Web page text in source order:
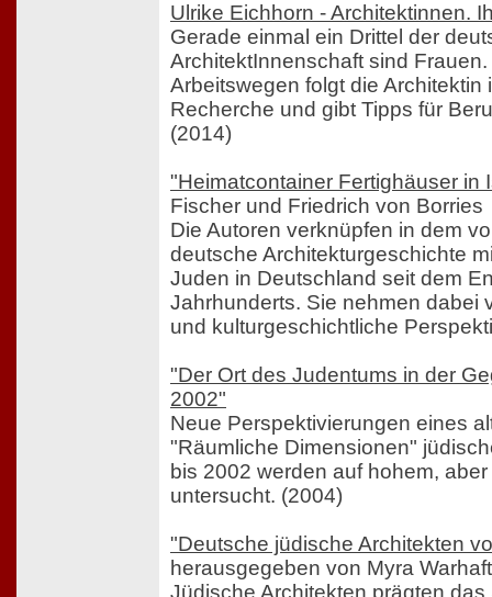
Ulrike Eichhorn - Architektinnen.
Gerade einmal ein Drittel der
ArchitektInnenschaft sind
Arbeitswegen folgt die Architektin
Recherche und gibt Tipps für
(2014)
"Heimatcontainer Fertighäuser in
Fischer und Friedrich von Borries
Die Autoren verknüpfen in dem
deutsche Architekturgeschichte
Juden in Deutschland seit dem
Jahrhunderts. Sie nehmen dabei
und kulturgeschichtliche
"Der Ort des Judentums in der
2002"
Neue Perspektivierungen eines
"Räumliche Dimensionen"
bis 2002 werden auf hohem,
untersucht. (2004)
"Deutsche jüdische Architekten
herausgegeben von Myra